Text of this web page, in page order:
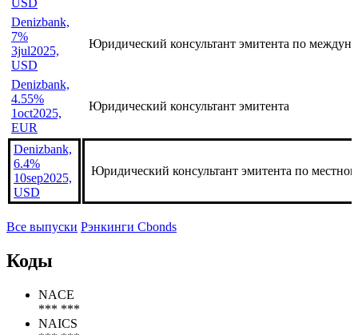
USD
Denizbank,
7%
3jul2025,
USD
Юридический консультант эмитента по
Denizbank,
4.55%
1oct2025,
EUR
Юридический консультант эмитента
Denizbank,
6.4%
10sep2025,
USD
Юридический консультант эмитента по
Все выпуски Рэнкинги Cbonds
Коды
NACE
*** ***
NAICS